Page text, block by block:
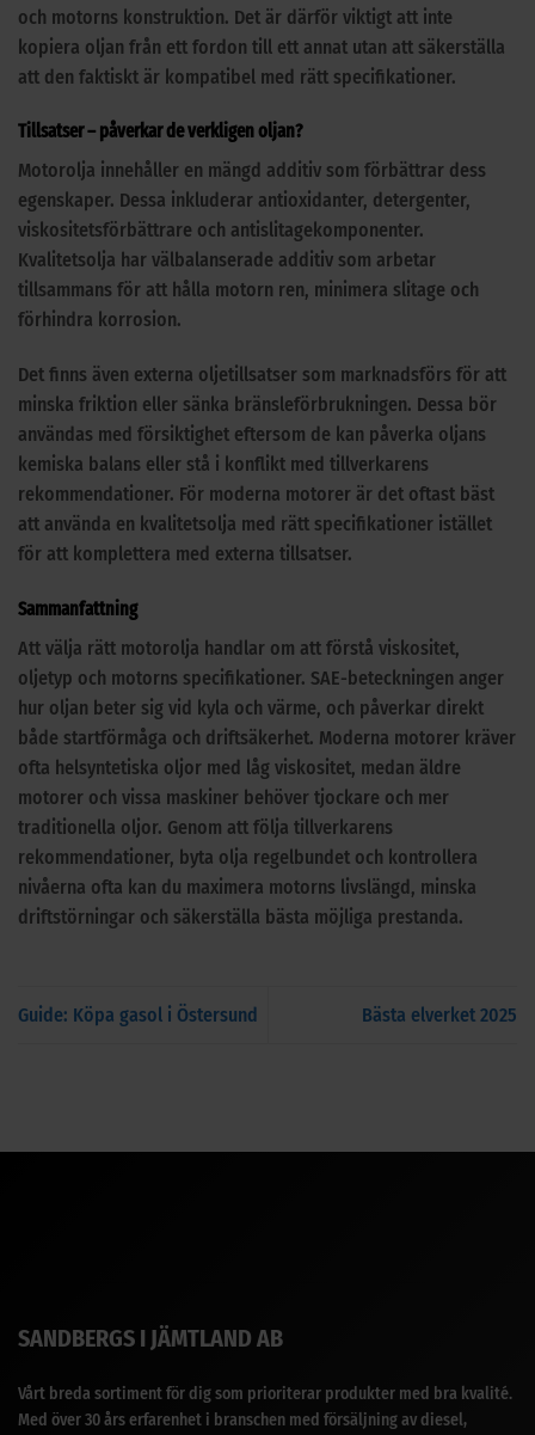
och motorns konstruktion. Det är därför viktigt att inte
kopiera oljan från ett fordon till ett annat utan att säkerställa
att den faktiskt är kompatibel med rätt specifikationer.
Tillsatser – påverkar de verkligen oljan?
Motorolja innehåller en mängd additiv som förbättrar dess
egenskaper. Dessa inkluderar antioxidanter, detergenter,
viskositetsförbättrare och antislitagekomponenter.
Kvalitetsolja har välbalanserade additiv som arbetar
tillsammans för att hålla motorn ren, minimera slitage och
förhindra korrosion.
Det finns även externa oljetillsatser som marknadsförs för att
minska friktion eller sänka bränsleförbrukningen. Dessa bör
användas med försiktighet eftersom de kan påverka oljans
kemiska balans eller stå i konflikt med tillverkarens
rekommendationer. För moderna motorer är det oftast bäst
att använda en kvalitetsolja med rätt specifikationer istället
för att komplettera med externa tillsatser.
Sammanfattning
Att välja rätt motorolja handlar om att förstå viskositet,
oljetyp och motorns specifikationer. SAE-beteckningen anger
hur oljan beter sig vid kyla och värme, och påverkar direkt
både startförmåga och driftsäkerhet. Moderna motorer kräver
ofta helsyntetiska oljor med låg viskositet, medan äldre
motorer och vissa maskiner behöver tjockare och mer
traditionella oljor. Genom att följa tillverkarens
rekommendationer, byta olja regelbundet och kontrollera
nivåerna ofta kan du maximera motorns livslängd, minska
driftstörningar och säkerställa bästa möjliga prestanda.
Guide: Köpa gasol i Östersund Bästa elverket 2025
SANDBERGS I JÄMTLAND AB
Vårt breda sortiment för dig som prioriterar produkter med bra kvalité.
Med över 30 års erfarenhet i branschen med försäljning av diesel,